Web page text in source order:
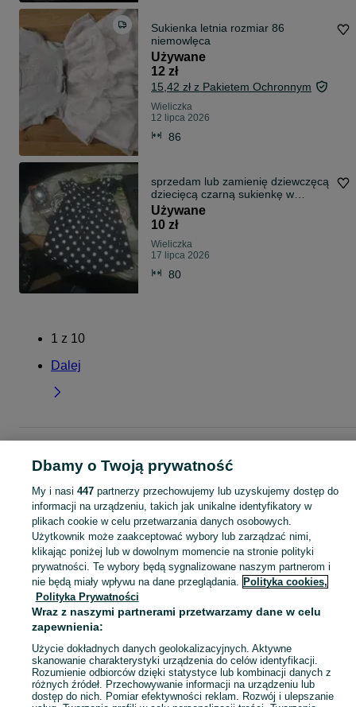
Sukienka letnia rozmiar 86
niemowlęca
Używane
12 zł
15,42 zł z Pakietem Ochronnym
Wieliczka
12 lipca 2026
86
sprzedam lub zamienię dziewczęcą
dziecięcą czarną sukienkę w
groszki
Używane
10 zł
Wieliczka
17 lipca 2026
80
1 z 10
Dalej
Małopolskie
Sukienki - Wieliczka
KATEGORIA
ubranko do chrztu dla chłopca,ubranko do chrztu dla dziewczynki,ubranko
Zobacz
Mapa kategorii
Mapa miejscowości
Mapa ministron
Popularne wyszukiwania
Dbamy o Twoją prywatność
My i nasi 447partnerzy przechowujemy lub uzyskujemy dostęp do
informacji na urządzeniu, takich jak unikalne identyfikatory w
plikach cookie w celu przetwarzania danych osobowych.
Użytkownik może zaakceptować wybory lub zarządzać nimi,
klikając poniżej lub w dowolnym momencie na stronie polityki
prywatności. Te wybory będą sygnalizowane naszym partnerom i
nie będą miały wpływu na dane przeglądania. Polityka cookies,
Polityka Prywatności
Wraz z naszymi partnerami przetwarzamy dane w celu
zapewnienia:
Użycie dokładnych danych geolokalizacyjnych. Aktywne
skanowanie charakterystyki urządzenia do celów identyfikacji.
Rozumienie odbiorców dzięki statystyce lub kombinacji danych z
różnych źródeł. Przechowywanie informacji na urządzeniu lub
dostęp do nich. Pomiar efektywności reklam. Rozwój i ulepszanie